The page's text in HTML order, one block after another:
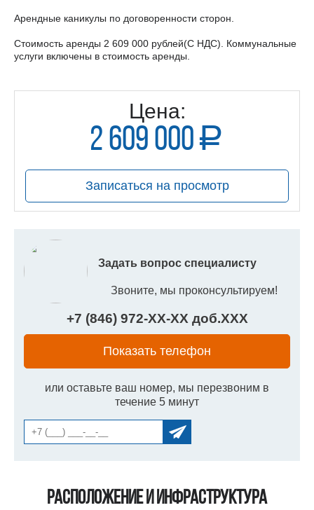
Арендные каникулы по договоренности сторон.
Стоимость аренды 2 609 000 рублей(С НДС). Коммунальные
услуги включены в стоимость аренды.
Цена:
2 609 000 a
руб.
Записаться на просмотр
Задать вопрос специалисту
Звоните, мы проконсультируем!
+7 (846) 972-XX-XXдоб.XXX
Показать телефон
или оставьте ваш номер, мы перезвоним в
течение 5 минут
Расположение и инфраструктура